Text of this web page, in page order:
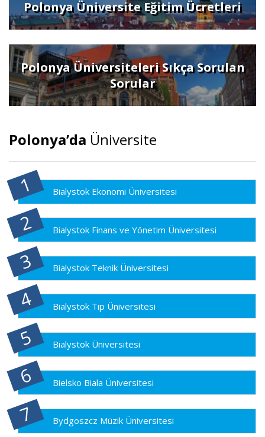
Polonya Üniversite Eğitim Ücretleri
Polonya Üniversiteleri Sıkça Sorulan
Sorular
Polonya’da Üniversite
Bialystok Ekonomi Üniversitesi
Bialystok Finans ve Yönetim Üniversitesi
Bialystok Teknik Üniversitesi
Bialystok Tıp Üniversitesi
Bialystok Üniversitesi
Bielsko Biala Üniversitesi
Bydgoszcz Müzik Üniversitesi